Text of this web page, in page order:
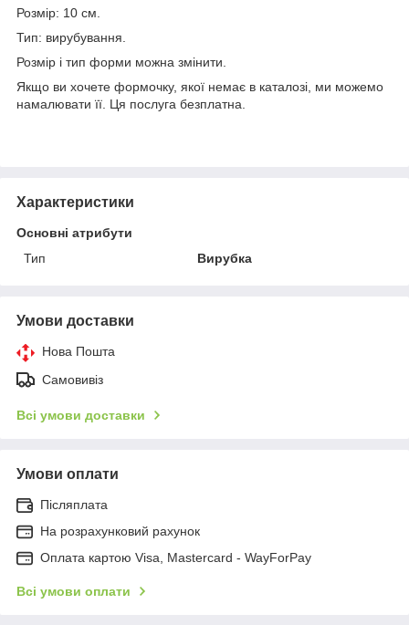
Розмір: 10 см.
Тип: вирубування.
Розмір і тип форми можна змінити.
Якщо ви хочете формочку, якої немає в каталозі, ми можемо
намалювати її. Ця послуга безплатна.
Характеристики
Основні атрибути
Тип
Вирубка
Умови доставки
Нова Пошта
Самовивіз
Всі умови доставки
Умови оплати
Післяплата
На розрахунковий рахунок
Оплата картою Visa, Mastercard - WayForPay
Всі умови оплати